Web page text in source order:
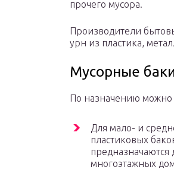
прочего мусора.
Производители
урн из пластика,
Мусорные
По назначению
Для мало- и
пластиковых
предназначаются
многоэтажных